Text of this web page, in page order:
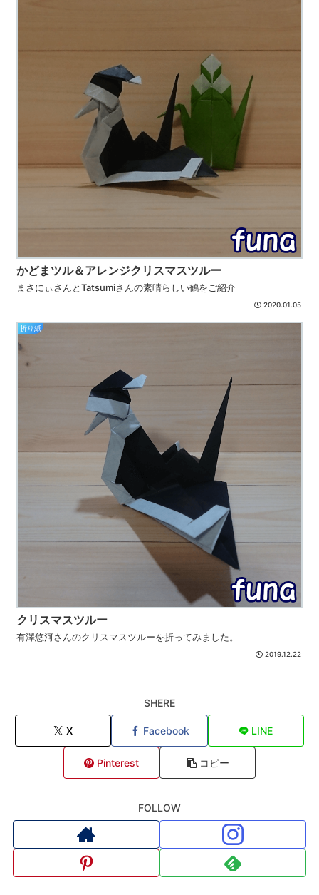
かどまツル＆アレンジクリスマスツルー
まさにぃさんとTatsumiさんの素晴らしい鶴をご紹介
2020.01.05
折り紙
クリスマスツルー
有澤悠河さんのクリスマスツルーを折ってみました。
2019.12.22
SHERE
X Facebook LINE
Pinterest コピー
FOLLOW